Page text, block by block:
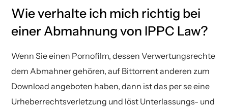
Wie verhalte ich mich richtig bei
einer Abmahnung von IPPC Law?
Wenn Sie einen Pornofilm, dessen Verwertungsrechte
dem Abmahner gehören, auf Bittorrent anderen zum
Download angeboten haben, dann ist das per se eine
Urheberrechtsverletzung und löst Unterlassungs- und